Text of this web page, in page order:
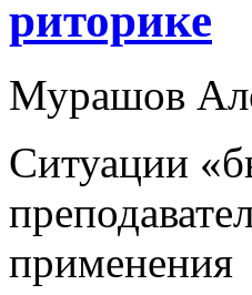
риторике
Мурашов
Ситуации
применения